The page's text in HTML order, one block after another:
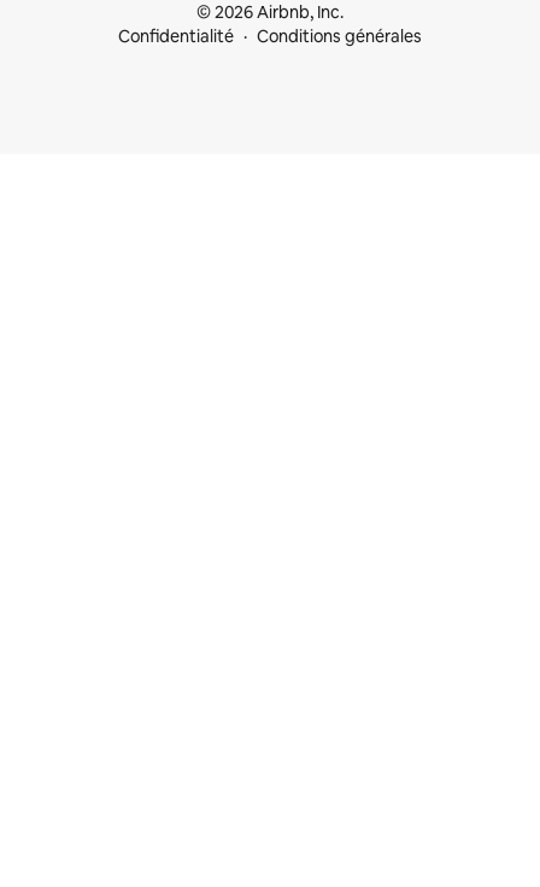
© 2026 Airbnb, Inc.
Confidentialité
Conditions générales